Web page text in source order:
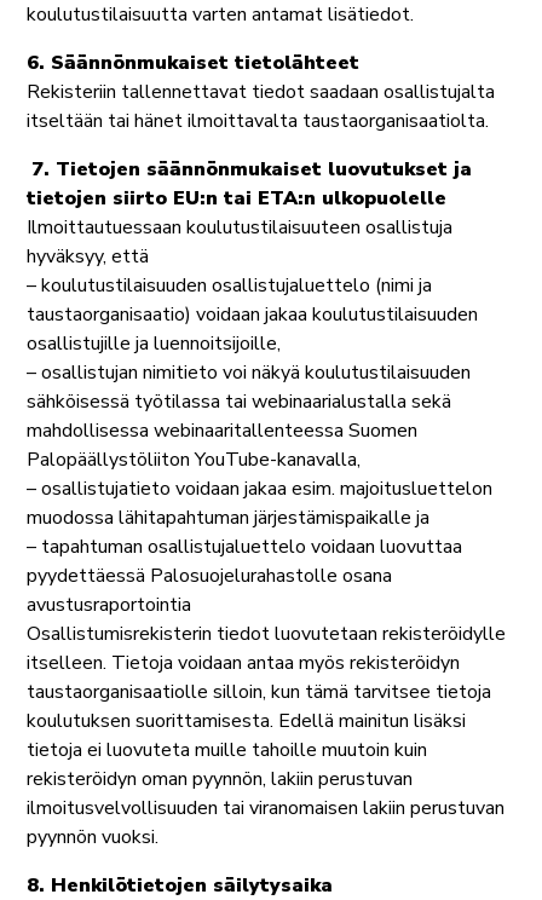
koulutustilaisuutta varten antamat lisätiedot.
6. Säännönmukaiset tietolähteet
Rekisteriin tallennettavat tiedot saadaan osallistujalta
itseltään tai hänet ilmoittavalta taustaorganisaatiolta.
7. Tietojen säännönmukaiset luovutukset ja
tietojen siirto EU:n tai ETA:n ulkopuolelle
Ilmoittautuessaan koulutustilaisuuteen osallistuja
hyväksyy, että
– koulutustilaisuuden osallistujaluettelo (nimi ja
taustaorganisaatio) voidaan jakaa koulutustilaisuuden
osallistujille ja luennoitsijoille,
– osallistujan nimitieto voi näkyä koulutustilaisuuden
sähköisessä työtilassa tai webinaarialustalla sekä
mahdollisessa webinaaritallenteessa Suomen
Palopäällystöliiton YouTube-kanavalla,
– osallistujatieto voidaan jakaa esim. majoitusluettelon
muodossa lähitapahtuman järjestämispaikalle ja
– tapahtuman osallistujaluettelo voidaan luovuttaa
pyydettäessä Palosuojelurahastolle osana
avustusraportointia
Osallistumisrekisterin tiedot luovutetaan rekisteröidylle
itselleen. Tietoja voidaan antaa myös rekisteröidyn
taustaorganisaatiolle silloin, kun tämä tarvitsee tietoja
koulutuksen suorittamisesta. Edellä mainitun lisäksi
tietoja ei luovuteta muille tahoille muutoin kuin
rekisteröidyn oman pyynnön, lakiin perustuvan
ilmoitusvelvollisuuden tai viranomaisen lakiin perustuvan
pyynnön vuoksi.
8. Henkilötietojen säilytysaika